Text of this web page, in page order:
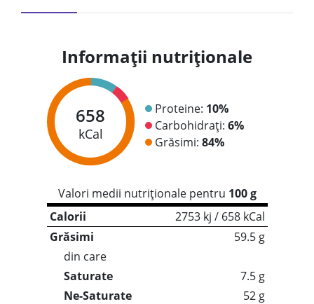
Informații nutriționale
658
kCal
Proteine: 10%
Carbohidrați: 6%
Grăsimi: 84%
Valori medii nutriționale pentru 100 g
Calorii
2753 kj / 658 kCal
Grăsimi
59.5 g
din care
Saturate
7.5 g
Ne-Saturate
52 g